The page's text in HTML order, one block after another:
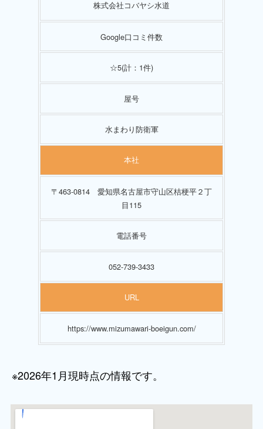
株式会社コバヤシ水道
Google口コミ件数
☆5(計：1件)
屋号
水まわり防衛軍
本社
〒463-0814 愛知県名古屋市守山区桔梗平２丁
目115
電話番号
052-739-3433
URL
https://www.mizumawari-boeigun.com/
※2026年1月現時点の情報です。